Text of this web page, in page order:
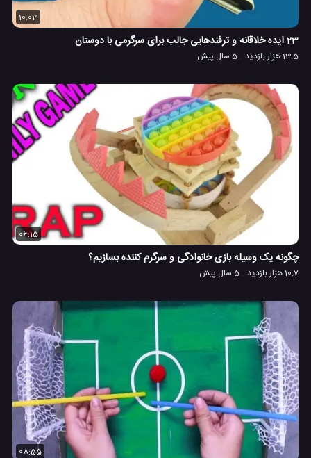
10:03
23 ایده خلاقانه و ترفندهایی جالب برای سرگرمی با دوستان
13.5 هزار بازدید 5 سال پیش
06:15
چگونه یک وسیله بازی خانوادگی و سرگرم کننده بسازیم؟
10.7 هزار بازدید 5 سال پیش
08:55